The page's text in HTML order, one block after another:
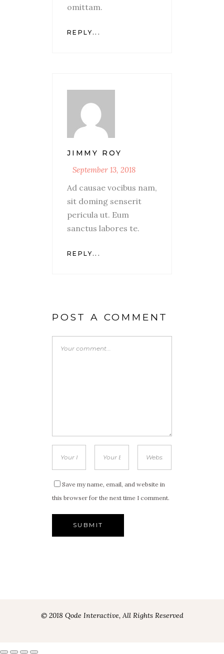
omittam.
REPLY...
JIMMY ROY
September 13, 2018
Ad causae vocibus nam,
sit doming senserit
pericula ut. Eum
sanctus labores te.
REPLY...
POST A COMMENT
Save my name, email, and website in
this browser for the next time I comment.
© 2018 Qode Interactive, All Rights Reserved